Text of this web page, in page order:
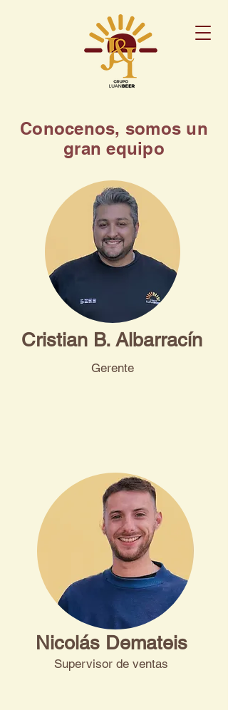
Conocenos, somos un
gran equipo
Cristian B. Albarracín
Gerente
Nicolás Demateis
Supervisor de ventas